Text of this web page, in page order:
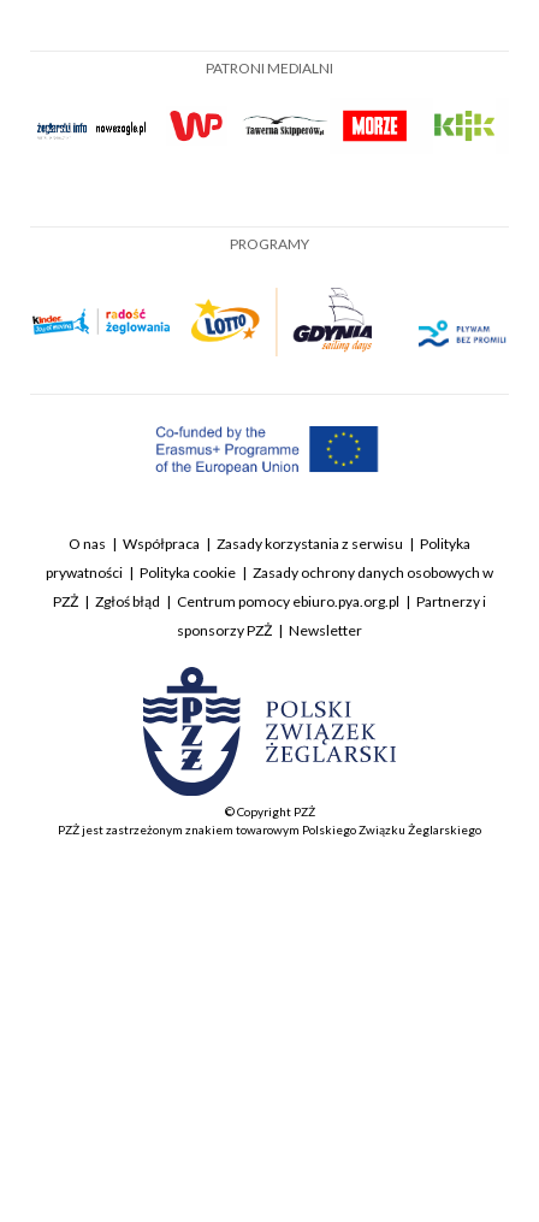
PATRONI MEDIALNI
PROGRAMY
O nas Współpraca Zasady korzystania z serwisu
Polityka
prywatności
Polityka cookie
Zasady ochrony danych osobowych w
PZŻ
Zgłoś błąd Centrum pomocy ebiuro.pya.org.pl
Partnerzy i
sponsorzy PZŻ
Newsletter
© Copyright PZŻ
PZŻ jest zastrzeżonym znakiem towarowym Polskiego Związku Żeglarskiego